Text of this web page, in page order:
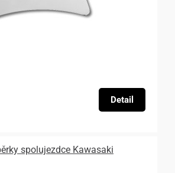
Detail
spolujezdce Kawasaki